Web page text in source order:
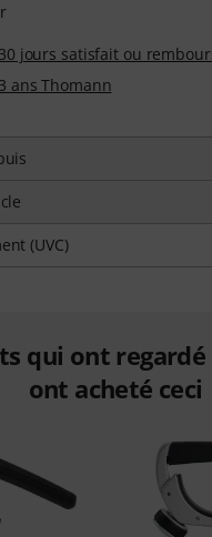
jours satisfait ou
ans Thomann
(UVC)
qui ont
ont acheté ceci